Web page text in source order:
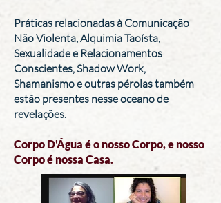
Práticas relacionadas à Comunicação
Não Violenta, Alquimia Taoísta,
Sexualidade e Relacionamentos
Conscientes, Shadow Work,
Shamanismo e outras pérolas também
estão presentes nesse oceano de
revelações.
Corpo D'Água é o nosso Corpo, e nosso
Corpo é nossa Casa.